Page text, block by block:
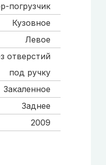
погрузчик
Кузовное
Левое
отверстий
под ручку
Закаленное
Заднее
2009